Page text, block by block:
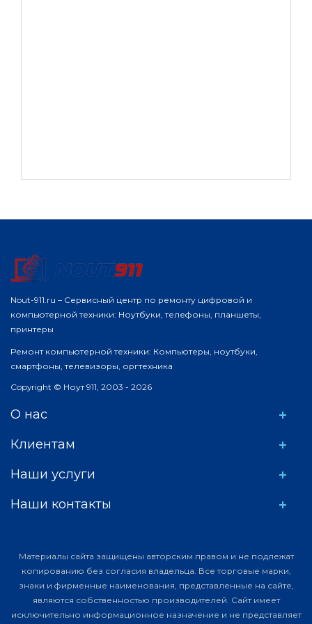
Nout-911.ru – Сервисный центр по ремонту цифровой и
компьютерной техники: Ноутбуки, телефоны, планшеты,
принтеры
Ремонт компьютерной техники: Компьютеры, ноутбуки,
смартфоны, телевизоры, оргтехника
Copyright © Ноут 911, 2003 - 2026
О нас
Клиентам
Наши услуги
Наши контакты
Материалы сайта защищены авторским правом и не подлежат
копированию без согласия владельца. Все торговые марки,
знаки и фирменные наименования, представленные на сайте,
являются собственностью производителей. Сайт имеет
исключительно информационное назначение и не представляет